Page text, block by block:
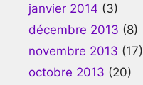
janvier 2014 (3)
décembre 2013 (8)
novembre 2013 (17)
octobre 2013 (20)